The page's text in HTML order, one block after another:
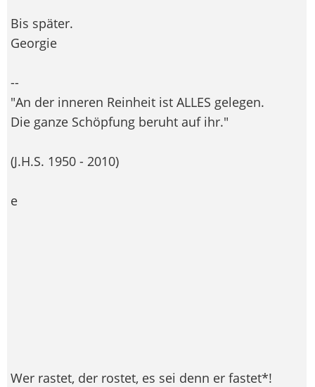
Bis später.
Georgie
--
"An der inneren Reinheit ist ALLES gelegen.
Die ganze Schöpfung beruht auf ihr."
(J.H.S. 1950 - 2010)
e
Wer rastet, der rostet, es sei denn er fastet*!